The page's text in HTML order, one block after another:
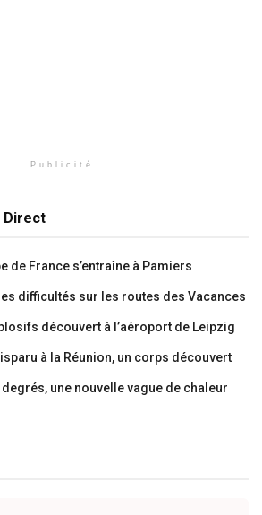
Publicité
Direct
de France s’entraîne à Pamiers
difficultés sur les routes des Vacances
découvert à l’aéroport de Leipzig
à la Réunion, un corps découvert
degrés, une nouvelle vague de chaleur